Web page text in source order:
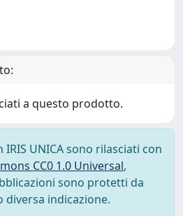
a questo prodotto.
UNICA sono rilasciati con
CC0 1.0 Universal,
sono protetti da
indicazione.